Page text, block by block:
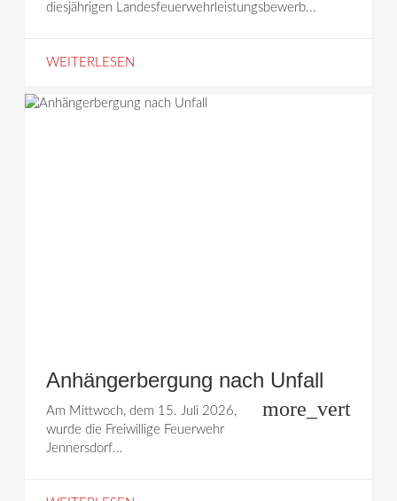
diesjährigen Landesfeuerwehrleistungsbewerb...
WEITERLESEN
Anhängerbergung nach Unfall
more_vert
Am Mittwoch, dem 15. Juli 2026,
wurde die Freiwillige Feuerwehr
Jennersdorf...